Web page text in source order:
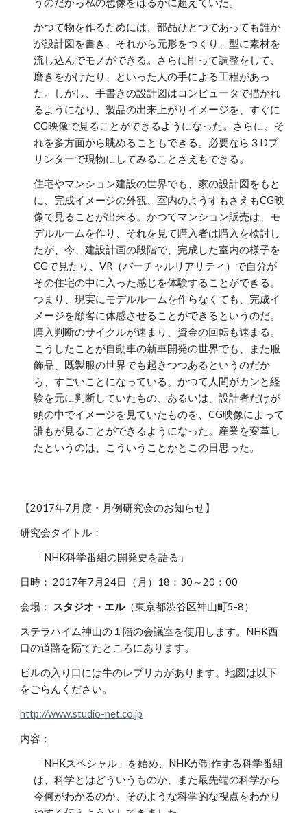
うのだから私の想像をはるかに超えていた。
かつて物を作るためには、部品ひとつであっても誰か
が設計図を書き、それから元形をつくり、型に素材を
流し込んでモノができる。さらに削って調整をして、
磨きをかけたり、といった人の手による工程があっ
た。しかし、手書きの設計図はコンピュータで描かれ
るようになり、製品の出来上がりイメージを、すぐに
CG映像で見ることができるようになった。さらに、そ
れを多方面から眺めることもできる。必要なら３Dプ
リンターで現物にしてみることさえもできる。
住宅やマンション建設の世界でも、家の設計図をもと
に、完成イメージの外観、室内のようすもさえもCG映
像で見ることが出来る。かつてマンション販売は、モ
デルルームを作り、それを見て購入者は購入を検討し
たが、今、建設計画の段階で、完成した室内の様子を
CGで見たり、VR（バーチャルリアリティ）で自分が
その住宅の中に入った感じを体験することができる。
つまり、現実にモデルルームを作らなくても、完成イ
メージを顧客に体感させることができるというのだ。
購入判断のサイクルが速まり、資金の回転も速まる。
こうしたことが自動車の新車開発の世界でも、また服
飾品、既製服の世界でも起きつつあるというのだか
ら、すごいことになっている。かつて人間がカンと経
験を元に判断していたもの、あるいは、設計者だけが
頭の中でイメージを見ていたものを、CG映像によって
誰もが見ることができるようになった。産業を変革し
たというのは、こういうことかとこの日思った。
【2017年7月度・月例研究会のお知らせ】
研究会タイトル：
「NHK科学番組の開発史を語る」
日時： 2017年7月24日（月）18：30～20：00
会場： スタジオ・エル（東京都渋谷区神山町5-8）
ステラハイム神山の１階の会議室を使用します。NHK西
口の道路を隔てたところにあります。
ビルの入り口には牛のレプリカがあります。地図は以下
をごらんください。
http://www.studio-net.co.jp
内容：
「NHKスペシャル」を始め、NHKが制作する科学番組
は、科学とはどういうものか、また最先端の科学から
今何がわかるのか、そのような科学的な視点をわかり